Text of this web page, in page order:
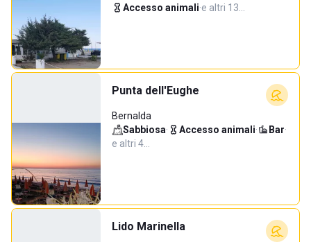
Accesso animali·e altri 13…
Punta dell'Eughe
Bernalda
Sabbiosa· Accesso animali· Bar·
e altri 4…
Lido Marinella